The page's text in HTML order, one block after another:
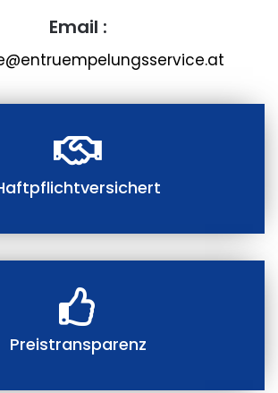
Email :
Preistransparenz